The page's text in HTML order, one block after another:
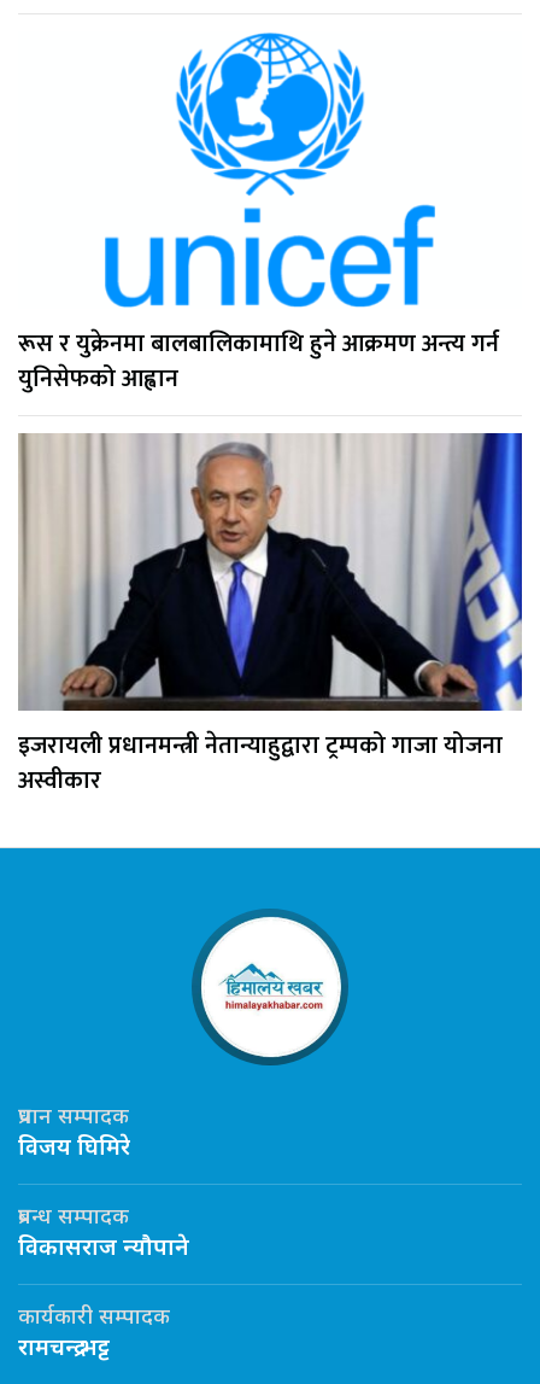
रूस र युक्रेनमा बालबालिकामाथि हुने आक्रमण अन्त्य गर्न
युनिसेफको आह्वान
इजरायली प्रधानमन्त्री नेतान्याहुद्वारा ट्रम्पको गाजा योजना
अस्वीकार
प्रधान सम्पादक
विजय घिमिरे
प्रबन्ध सम्पादक
विकासराज न्यौपाने
कार्यकारी सम्पादक
रामचन्द्र भट्ट